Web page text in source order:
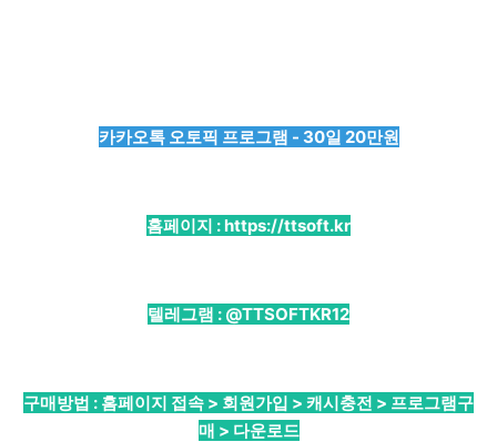
카카오톡 오토픽 프로그램 - 30일 20만원
홈페이지 :https://ttsoft.kr
텔레그램 : @TTSOFTKR12
구매방법 : 홈페이지 접속 > 회원가입 > 캐시충전 > 프로그램구
매 > 다운로드